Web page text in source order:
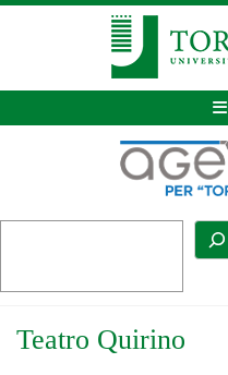
Teatro Quirino